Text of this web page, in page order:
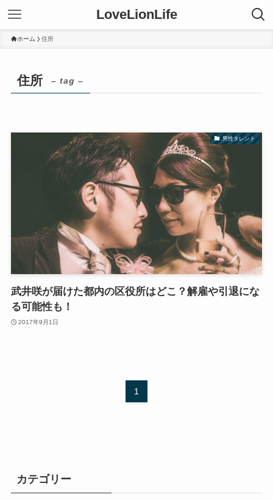
LoveLionLife
ホーム 住所
住所 – tag –
男性タレント
武井咲が届けた都内の区役所はどこ？解雇や引退にな
る可能性も！
2017年9月1日
1
カテゴリー